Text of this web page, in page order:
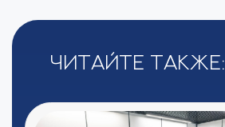
Читайте также: